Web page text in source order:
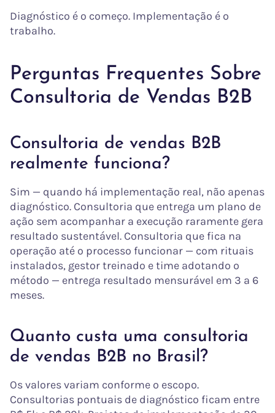
Diagnóstico é o começo. Implementação é o
trabalho.
Perguntas Frequentes Sobre
Consultoria de Vendas B2B
Consultoria de vendas B2B
realmente funciona?
Sim — quando há implementação real, não apenas
diagnóstico. Consultoria que entrega um plano de
ação sem acompanhar a execução raramente gera
resultado sustentável. Consultoria que fica na
operação até o processo funcionar — com rituais
instalados, gestor treinado e time adotando o
método — entrega resultado mensurável em 3 a 6
meses.
Quanto custa uma consultoria
de vendas B2B no Brasil?
Os valores variam conforme o escopo.
Consultorias pontuais de diagnóstico ficam entre